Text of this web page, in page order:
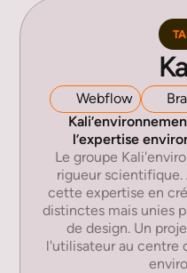
Webflow
l’expertise
Le groupe
rigueur
cette expertise en
distinctes mais unies
de design. Un
l'utilisateur au centre